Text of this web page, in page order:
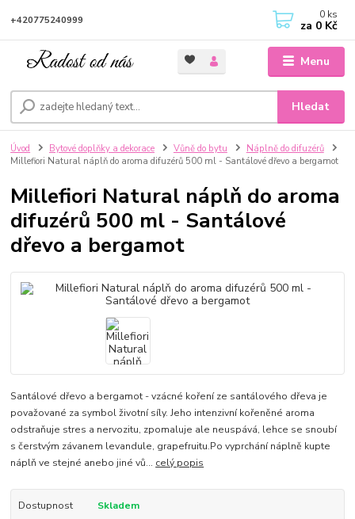
Menu
Hledat
+420775240999 0 ks
za 0 Kč
Úvod Bytové doplňky a dekorace Vůně do bytu
Náplně do difuzérů
Millefiori Natural náplň do aroma difuzérů 500 ml - Santálové dřevo a bergamot
Millefiori Natural náplň do aroma
difuzérů 500 ml - Santálové
dřevo a bergamot
Santálové dřevo a bergamot - vzácné koření ze santálového dřeva je
považované za symbol životní síly. Jeho intenzivní kořeněné aroma
odstraňuje stres a nervozitu, zpomaluje ale neuspává, lehce se snoubí
s čerstvým závanem levandule, grapefruitu.Po vyprchání náplně kupte
náplň ve stejné anebo jiné vů... celý popis
Dostupnost Skladem